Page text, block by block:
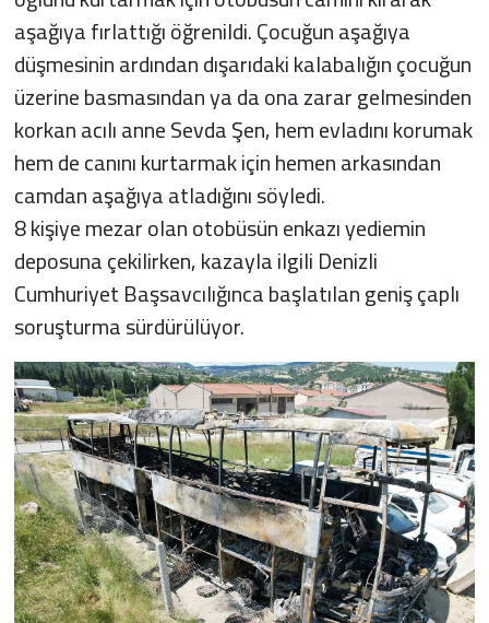
aşağıya fırlattığı öğrenildi. Çocuğun aşağıya
düşmesinin ardından dışarıdaki kalabalığın çocuğun
üzerine basmasından ya da ona zarar gelmesinden
korkan acılı anne Sevda Şen, hem evladını korumak
hem de canını kurtarmak için hemen arkasından
camdan aşağıya atladığını söyledi.
8 kişiye mezar olan otobüsün enkazı yediemin
deposuna çekilirken, kazayla ilgili Denizli
Cumhuriyet Başsavcılığınca başlatılan geniş çaplı
soruşturma sürdürülüyor.